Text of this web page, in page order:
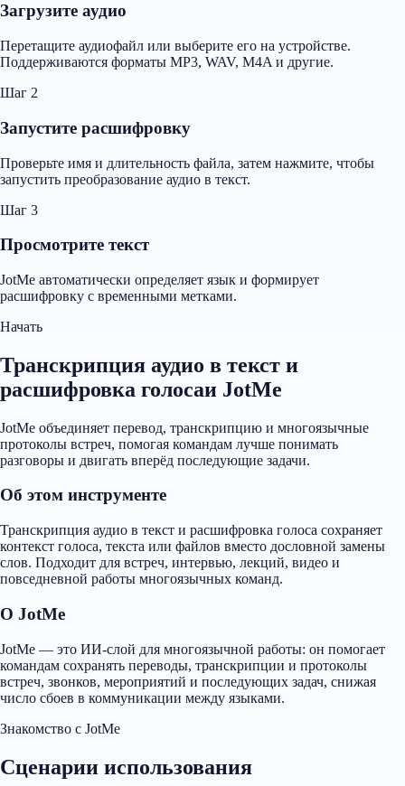
Загрузите аудио
Перетащите аудиофайл или выберите его на устройстве.
Поддерживаются форматы MP3, WAV, M4A и другие.
Шаг 2
Запустите расшифровку
Проверьте имя и длительность файла, затем нажмите, чтобы
запустить преобразование аудио в текст.
Шаг 3
Просмотрите текст
JotMe автоматически определяет язык и формирует
расшифровку с временными метками.
Начать
Транскрипция аудио в текст и
расшифровка голосаи JotMe
JotMe объединяет перевод, транскрипцию и многоязычные
протоколы встреч, помогая командам лучше понимать
разговоры и двигать вперёд последующие задачи.
Об этом инструменте
Транскрипция аудио в текст и расшифровка голоса сохраняет
контекст голоса, текста или файлов вместо дословной замены
слов. Подходит для встреч, интервью, лекций, видео и
повседневной работы многоязычных команд.
О JotMe
JotMe — это ИИ-слой для многоязычной работы: он помогает
командам сохранять переводы, транскрипции и протоколы
встреч, звонков, мероприятий и последующих задач, снижая
число сбоев в коммуникации между языками.
Знакомство с JotMe
Сценарии использования